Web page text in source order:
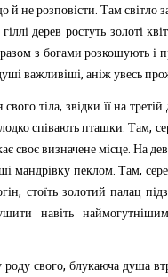
й не розповісти. Там світло
гіллі дерев ростуть золоті
разом з богами розкошують і
важливіші, аніж увесь
свого тіла, звідки її на третій
співають пташки.Там,
своє визначене місце. На дев
мандрівку пеклом.Там,
, стоїть золотий палац
навіть наймогутнішим
роду свого, блукаюча душа